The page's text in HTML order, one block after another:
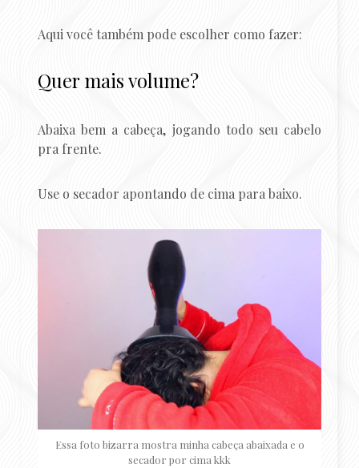
Aqui você também pode escolher como fazer:
Quer mais volume?
Abaixa bem a cabeça, jogando todo seu cabelo
pra frente.
Use o secador apontando de cima para baixo.
Essa foto bizarra mostra minha cabeça abaixada e o
secador por cima kkk